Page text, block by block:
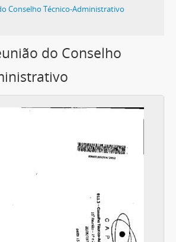
Conselho Técnico-Administrativo
do Conselho